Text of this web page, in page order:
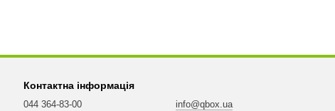
Контактна інформація
044 364-83-00 info@qbox.ua